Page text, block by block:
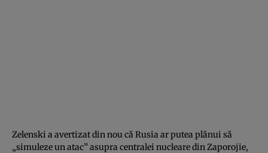
Zelenski a avertizat din nou că Rusia ar putea plănui să
„simuleze un atac” asupra centralei nucleare din Zaporojie,